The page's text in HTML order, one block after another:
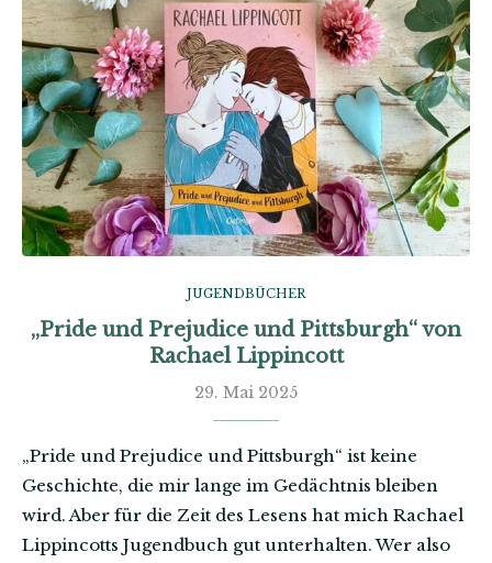
JUGENDBÜCHER
„Pride und Prejudice und Pittsburgh“ von
Rachael Lippincott
29. Mai 2025
„Pride und Prejudice und Pittsburgh“ ist keine
Geschichte, die mir lange im Gedächtnis bleiben
wird. Aber für die Zeit des Lesens hat mich Rachael
Lippincotts Jugendbuch gut unterhalten. Wer also